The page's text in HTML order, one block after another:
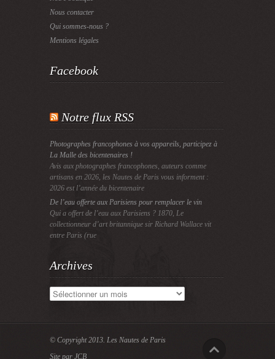
Nous contacter
Qui sommes-nous ?
Mentions légales
Facebook
Notre flux RSS
Photographes francophones à vos appareils, participez à
La Malle des bicentenaires !
Avis aux photographes francophones, auteurs comme
artisans en 2026, les Nautes de Paris vous informent :
2026 est l’année du bicentenaire
De l’eau offerte aux Parisiens pour remplacer le vin
Qui a offert de l’eau aux Parisiens ? 1870, Le
collectionneur d’art britannique sir Richard Wallace vit
entre Paris (rue
Archives
Archives
© Copyright 2013. Les Nautes de Paris
Site par JCB